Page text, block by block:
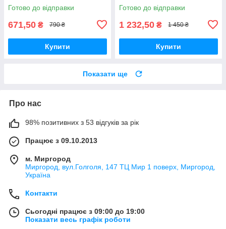
Готово до відправки
671,50 ₴ 790 ₴
Купити
Готово до відправки
1 232,50 ₴ 1 450 ₴
Купити
Показати ще
Про нас
98% позитивних з 53 відгуків за рік
Працює з 09.10.2013
м. Миргород
Миргород, вул.Голголя, 147 ТЦ Мир 1 поверх, Миргород,
Україна
Контакти
Сьогодні працює з 09:00 до 19:00
Показати весь графік роботи